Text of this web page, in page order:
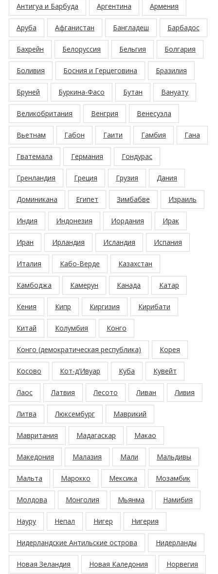
Антигуа и Барбуда Аргентина Армения
Аруба Афганистан Бангладеш Барбадос
Бахрейн Белоруссия Бельгия Болгария
Боливия Босния и Герцеговина Бразилия
Бруней Буркина-Фасо Бутан Вануату
Великобритания Венгрия Венесуэла
Вьетнам Габон Гаити Гамбия Гана
Гватемала Германия Гондурас
Гренландия Греция Грузия Дания
Доминикана Египет Зимбабве Израиль
Индия Индонезия Иордания Ирак
Иран Ирландия Исландия Испания
Италия Кабо-Верде Казахстан
Камбоджа Камерун Канада Катар
Кения Кипр Киргизия Кирибати
Китай Колумбия Конго
Конго (демократическая республика) Корея
Косово Кот-д’Ивуар Куба Кувейт
Лаос Латвия Лесото Ливан Ливия
Литва Люксембург Маврикий
Мавритания Мадагаскар Макао
Македония Малазия Мали Мальдивы
Мальта Марокко Мексика Мозамбик
Молдова Монголия Мьянма Намибия
Науру Непал Нигер Нигерия
Нидерландские Антильские острова Нидерланды
Новая Зеландия Новая Каледония Норвегия